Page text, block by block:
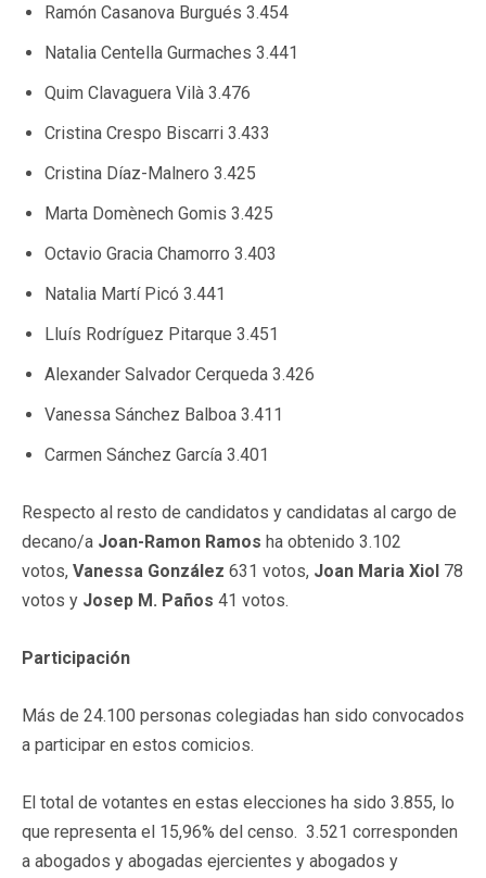
Ramón Casanova Burgués 3.454
Natalia Centella Gurmaches 3.441
Quim Clavaguera Vilà 3.476
Cristina Crespo Biscarri 3.433
Cristina Díaz-Malnero 3.425
Marta Domènech Gomis 3.425
Octavio Gracia Chamorro 3.403
Natalia Martí Picó 3.441
Lluís Rodríguez Pitarque 3.451
Alexander Salvador Cerqueda 3.426
Vanessa Sánchez Balboa 3.411
Carmen Sánchez García 3.401
Respecto al resto de candidatos y candidatas al cargo de
decano/a Joan-Ramon Ramos ha obtenido 3.102
votos, Vanessa González 631 votos, Joan Maria Xiol 78
votos y Josep M. Paños 41 votos.
Participación
Más de 24.100 personas colegiadas han sido convocados
a participar en estos comicios.
El total de votantes en estas elecciones ha sido 3.855, lo
que representa el 15,96% del censo. 3.521 corresponden
a abogados y abogadas ejercientes y abogados y